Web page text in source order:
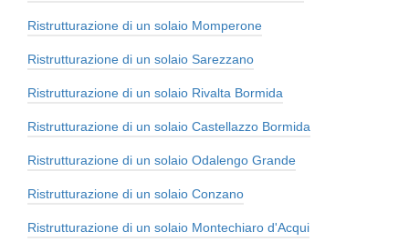
Ristrutturazione di un solaio Momperone
Ristrutturazione di un solaio Sarezzano
Ristrutturazione di un solaio Rivalta Bormida
Ristrutturazione di un solaio Castellazzo Bormida
Ristrutturazione di un solaio Odalengo Grande
Ristrutturazione di un solaio Conzano
Ristrutturazione di un solaio Montechiaro d'Acqui